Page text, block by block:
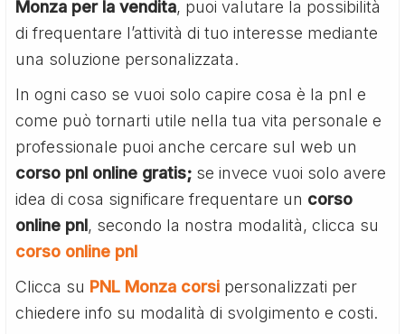
Monza per la vendita, puoi valutare la possibilità
di frequentare l’attività di tuo interesse mediante
una soluzione personalizzata.
In ogni caso se vuoi solo capire cosa è la pnl e
come può tornarti utile nella tua vita personale e
professionale puoi anche cercare sul web un
corso pnl online gratis; se invece vuoi solo avere
idea di cosa significare frequentare un corso
online pnl, secondo la nostra modalità, clicca su
corso online pnl
Clicca su PNL Monza corsi personalizzati per
chiedere info su modalità di svolgimento e costi.